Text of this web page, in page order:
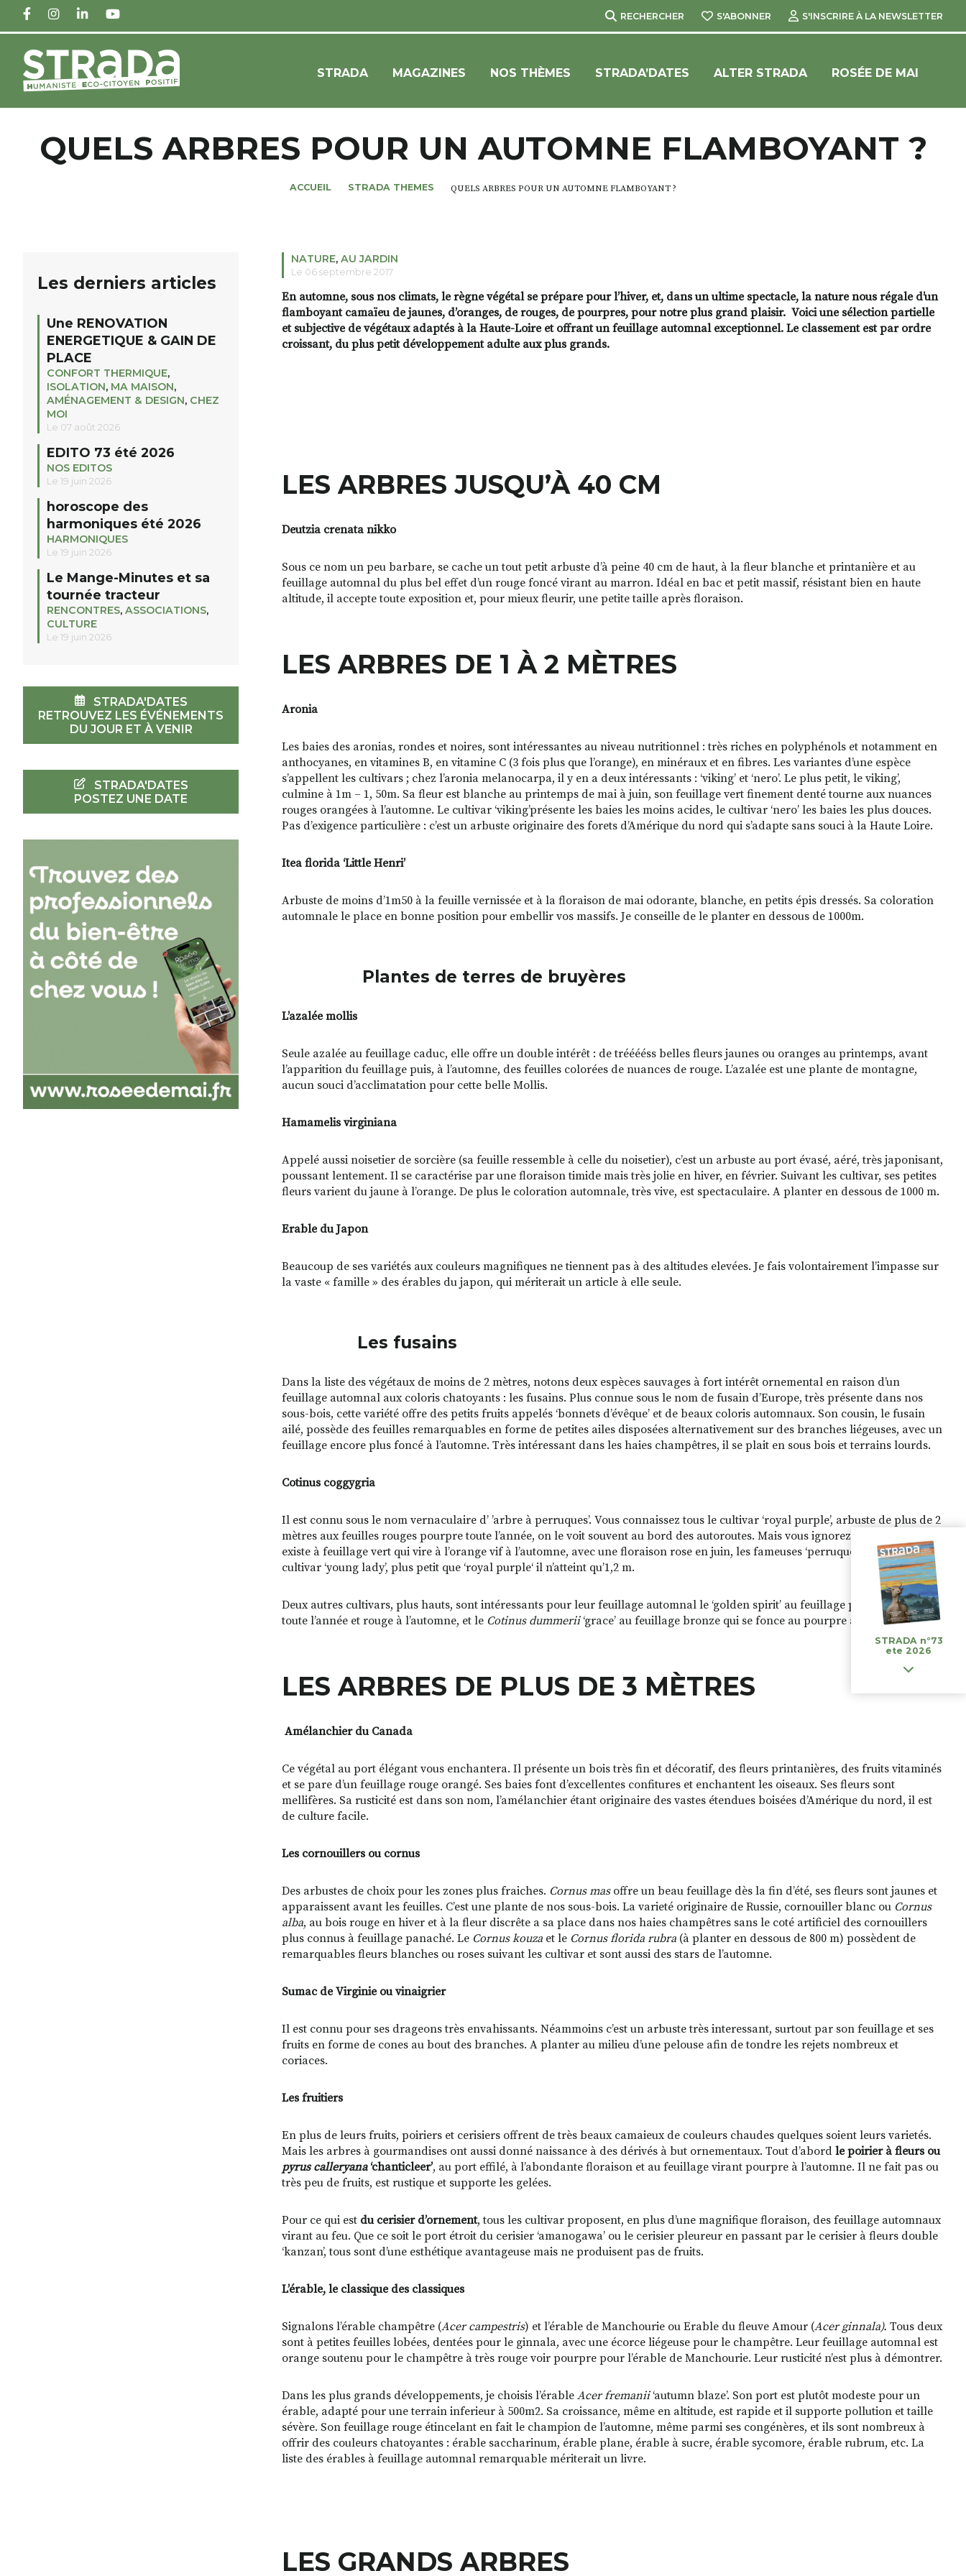
FACEBOOKINSTAGRAM
LINKEDINYOUTUBE RECHERCHER S'ABONNER S'INSCRIRE À LA NEWSLETTER
STRADA MAGAZINES NOS THÈMES STRADA’DATES ALTER STRADA ROSÉE DE MAI
QUELS ARBRES POUR UN AUTOMNE FLAMBOYANT ?
ACCUEIL STRADA THEMES QUELS ARBRES POUR UN AUTOMNE FLAMBOYANT ?
NATURE, AU JARDIN
Le 06 septembre 2017
En automne, sous nos climats, le règne végétal se prépare pour l’hiver, et, dans un ultime spectacle, la nature nous régale d’un
flamboyant camaïeu de jaunes, d’oranges, de rouges, de pourpres, pour notre plus grand plaisir. Voici une sélection partielle
et subjective de végétaux adaptés à la Haute-Loire et offrant un feuillage automnal exceptionnel. Le classement est par ordre
croissant, du plus petit développement adulte aux plus grands.
LES ARBRES JUSQU’À 40 CM
Deutzia crenata nikko
Sous ce nom un peu barbare, se cache un tout petit arbuste d’à peine 40 cm de haut, à la fleur blanche et printanière et au
feuillage automnal du plus bel effet d’un rouge foncé virant au marron. Idéal en bac et petit massif, résistant bien en haute
altitude, il accepte toute exposition et, pour mieux fleurir, une petite taille après floraison.
LES ARBRES DE 1 À 2 MÈTRES
Aronia
Les baies des aronias, rondes et noires, sont intéressantes au niveau nutritionnel : très riches en polyphénols et notamment en
anthocyanes, en vitamines B, en vitamine C (3 fois plus que l’orange), en minéraux et en fibres. Les variantes d’une espèce
s’appellent les cultivars ; chez l’aronia melanocarpa, il y en a deux intéressants : ‘viking’ et ‘nero’. Le plus petit, le viking’,
culmine à 1m – 1, 50m. Sa fleur est blanche au printemps de mai à juin, son feuillage vert finement denté tourne aux nuances
rouges orangées à l’automne. Le cultivar ‘viking’présente les baies les moins acides, le cultivar ‘nero’ les baies les plus douces.
Pas d’exigence particulière : c’est un arbuste originaire des forets d’Amérique du nord qui s’adapte sans souci à la Haute Loire.
Itea florida ‘Little Henri’
Arbuste de moins d’1m50 à la feuille vernissée et à la floraison de mai odorante, blanche, en petits épis dressés. Sa coloration
automnale le place en bonne position pour embellir vos massifs. Je conseille de le planter en dessous de 1000m.
Plantes de terres de bruyères
L’azalée mollis
Seule azalée au feuillage caduc, elle offre un double intérêt : de trééééss belles fleurs jaunes ou oranges au printemps, avant
l’apparition du feuillage puis, à l’automne, des feuilles colorées de nuances de rouge. L’azalée est une plante de montagne,
aucun souci d’acclimatation pour cette belle Mollis.
Hamamelis virginiana
Appelé aussi noisetier de sorcière (sa feuille ressemble à celle du noisetier), c’est un arbuste au port évasé, aéré, très japonisant,
poussant lentement. Il se caractérise par une floraison timide mais très jolie en hiver, en février. Suivant les cultivar, ses petites
fleurs varient du jaune à l’orange. De plus le coloration automnale, très vive, est spectaculaire. A planter en dessous de 1000 m.
Erable du Japon
Beaucoup de ses variétés aux couleurs magnifiques ne tiennent pas à des altitudes elevées. Je fais volontairement l’impasse sur
la vaste « famille » des érables du japon, qui mériterait un article à elle seule.
Les fusains
Dans la liste des végétaux de moins de 2 mètres, notons deux espèces sauvages à fort intérêt ornemental en raison d’un
feuillage automnal aux coloris chatoyants : les fusains. Plus connue sous le nom de fusain d’Europe, très présente dans nos
sous-bois, cette variété offre des petits fruits appelés ‘bonnets d’évêque’ et de beaux coloris automnaux. Son cousin, le fusain
ailé, possède des feuilles remarquables en forme de petites ailes disposées alternativement sur des branches liégeuses, avec un
feuillage encore plus foncé à l’automne. Très intéressant dans les haies champêtres, il se plait en sous bois et terrains lourds.
Cotinus coggygria
Il est connu sous le nom vernaculaire d’ ’arbre à perruques’. Vous connaissez tous le cultivar ‘royal purple’, arbuste de plus de 2
mètres aux feuilles rouges pourpre toute l’année, on le voit souvent au bord des autoroutes. Mais vous ignorez sûrement qu’il en
existe à feuillage vert qui vire à l’orange vif à l’automne, avec une floraison rose en juin, les fameuses ‘perruques’ : c’est le
cultivar ‘young lady’, plus petit que ‘royal purple‘ il n’atteint qu’1,2 m.
Deux autres cultivars, plus hauts, sont intéressants pour leur feuillage automnal le ‘golden spirit’ au feuillage presque jaune
toute l’année et rouge à l’automne, et le Cotinus dummerii‘grace’ au feuillage bronze qui se fonce au pourpre à l’automne.
LES ARBRES DE PLUS DE 3 MÈTRES
Amélanchier du Canada
Ce végétal au port élégant vous enchantera. Il présente un bois très fin et décoratif, des fleurs printanières, des fruits vitaminés
et se pare d’un feuillage rouge orangé. Ses baies font d’excellentes confitures et enchantent les oiseaux. Ses fleurs sont
mellifères. Sa rusticité est dans son nom, l’amélanchier étant originaire des vastes étendues boisées d’Amérique du nord, il est
de culture facile.
Les cornouillers ou cornus
Des arbustes de choix pour les zones plus fraiches. Cornus masoffre un beau feuillage dès la fin d’été, ses fleurs sont jaunes et
apparaissent avant les feuilles. C’est une plante de nos sous-bois. La varieté originaire de Russie, cornouiller blanc ou Cornus
alba, au bois rouge en hiver et à la fleur discrête a sa place dans nos haies champêtres sans le coté artificiel des cornouillers
plus connus à feuillage panaché. Le Cornus kouza et le Cornus florida rubra (à planter en dessous de 800 m) possèdent de
remarquables fleurs blanches ou roses suivant les cultivar et sont aussi des stars de l’automne.
Sumac de Virginie ou vinaigrier
Il est connu pour ses drageons très envahissants. Néammoins c’est un arbuste très interessant, surtout par son feuillage et ses
fruits en forme de cones au bout des branches. A planter au milieu d’une pelouse afin de tondre les rejets nombreux et
coriaces.
Les fruitiers
En plus de leurs fruits, poiriers et cerisiers offrent de très beaux camaieux de couleurs chaudes quelques soient leurs varietés.
Mais les arbres à gourmandises ont aussi donné naissance à des dérivés à but ornementaux. Tout d’abord le poirier à fleurs ou
pyrus calleryana‘chanticleer’, au port effilé, à l’abondante floraison et au feuillage virant pourpre à l’automne. Il ne fait pas ou
très peu de fruits, est rustique et supporte les gelées.
Pour ce qui est du cerisier d’ornement, tous les cultivar proposent, en plus d’une magnifique floraison, des feuillage automnaux
virant au feu. Que ce soit le port étroit du cerisier ‘amanogawa’ ou le cerisier pleureur en passant par le cerisier à fleurs double
‘kanzan’, tous sont d’une esthétique avantageuse mais ne produisent pas de fruits.
L’érable, le classique des classiques
Signalons l’érable champêtre (Acer campestris) et l’érable de Manchourie ou Erable du fleuve Amour (Acer ginnala). Tous deux
sont à petites feuilles lobées, dentées pour le ginnala, avec une écorce liégeuse pour le champêtre. Leur feuillage automnal est
orange soutenu pour le champêtre à très rouge voir pourpre pour l’érable de Manchourie. Leur rusticité n’est plus à démontrer.
Dans les plus grands développements, je choisis l’érable Acer fremanii‘autumn blaze’. Son port est plutôt modeste pour un
érable, adapté pour une terrain inferieur à 500m2. Sa croissance, même en altitude, est rapide et il supporte pollution et taille
sévère. Son feuillage rouge étincelant en fait le champion de l’automne, même parmi ses congénères, et ils sont nombreux à
offrir des couleurs chatoyantes : érable saccharinum, érable plane, érable à sucre, érable sycomore, érable rubrum, etc. La
liste des érables à feuillage automnal remarquable mériterait un livre.
LES GRANDS ARBRES
Les derniers articles
Une RENOVATION
ENERGETIQUE & GAIN DE
PLACE
CONFORT THERMIQUE,
ISOLATION, MA MAISON,
AMÉNAGEMENT & DESIGN, CHEZ
MOI
Le 07 août 2026
EDITO 73 été 2026
NOS EDITOS
Le 19 juin 2026
horoscope des
harmoniques été 2026
HARMONIQUES
Le 19 juin 2026
Le Mange-Minutes et sa
tournée tracteur
RENCONTRES, ASSOCIATIONS,
CULTURE
Le 19 juin 2026
STRADA'DATES
RETROUVEZ LES ÉVÉNEMENTS
DU JOUR ET À VENIR
STRADA'DATES
POSTEZ UNE DATE
STRADA n°73
ete 2026